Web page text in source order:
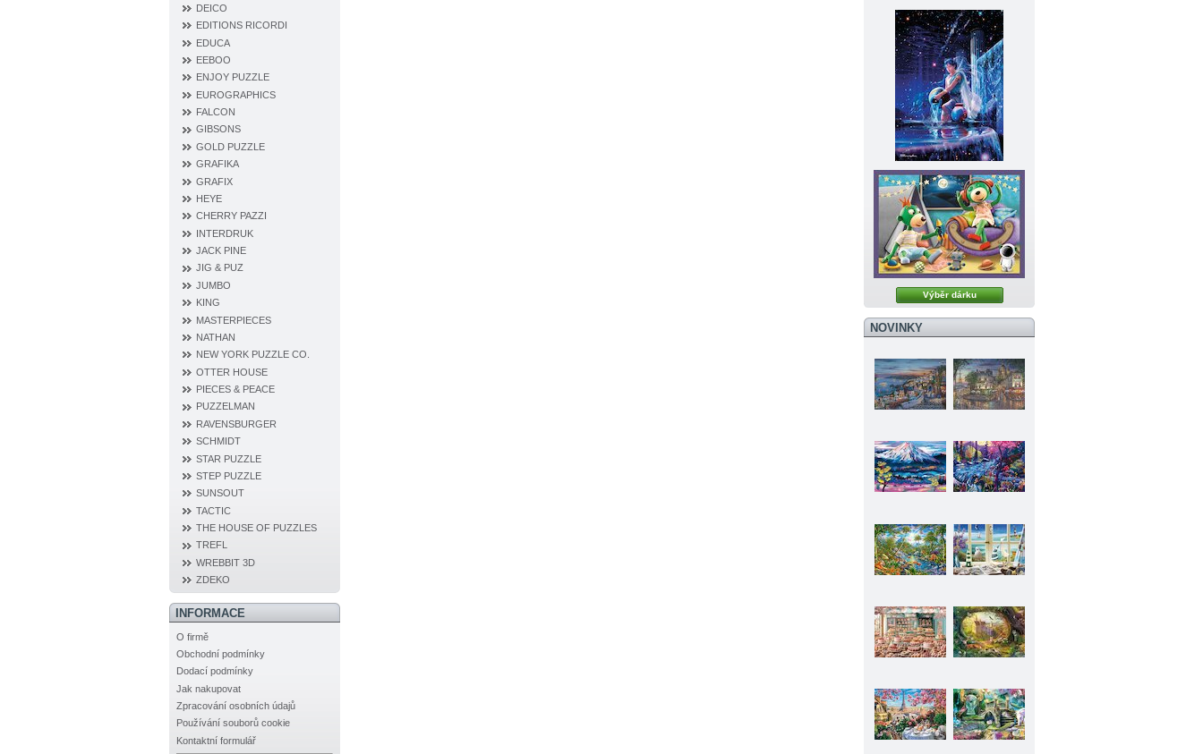
DEICO
EDITIONS RICORDI
EDUCA
EEBOO
ENJOY PUZZLE
EUROGRAPHICS
FALCON
GIBSONS
GOLD PUZZLE
GRAFIKA
GRAFIX
HEYE
CHERRY PAZZI
INTERDRUK
JACK PINE
JIG & PUZ
JUMBO
KING
MASTERPIECES
NATHAN
NEW YORK PUZZLE CO.
OTTER HOUSE
PIECES & PEACE
PUZZELMAN
RAVENSBURGER
SCHMIDT
STAR PUZZLE
STEP PUZZLE
SUNSOUT
TACTIC
THE HOUSE OF PUZZLES
TREFL
WREBBIT 3D
ZDEKO
INFORMACE
O firmě
Obchodní podmínky
Dodací podmínky
Jak nakupovat
Zpracování osobních údajů
Používání souborů cookie
Kontaktní formulář
Výběr dárku
NOVINKY